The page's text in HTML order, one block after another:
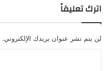
اترك تعليقاً
لن يتم نشر عنوان بريدك الإلكتروني.